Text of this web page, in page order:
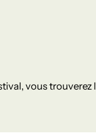
vous trouverez